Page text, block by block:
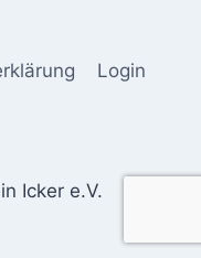
Login
Icker e.V.